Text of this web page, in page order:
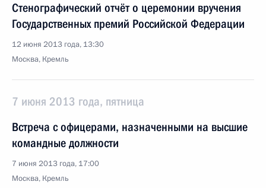
Стенографический отчёт о церемонии вручения
Государственных премий Российской Федерации
12 июня 2013 года, 13:30
Москва, Кремль
7 июня 2013 года, пятница
Встреча с офицерами, назначенными на высшие
командные должности
7 июня 2013 года, 17:00
Москва, Кремль